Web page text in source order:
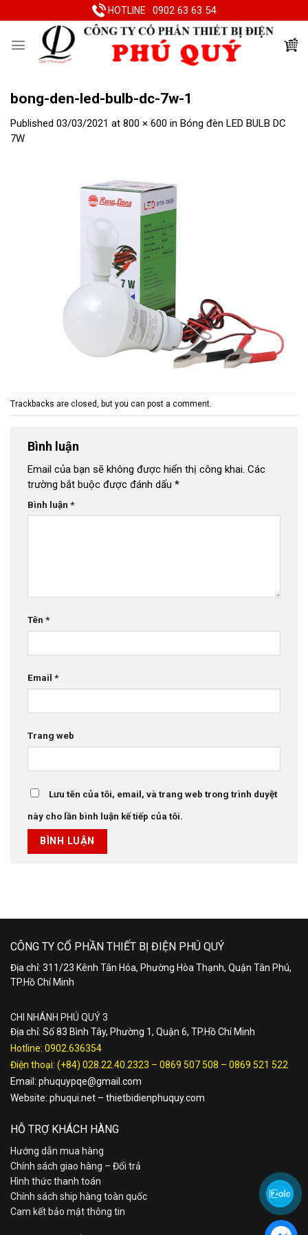
to
HOTLINE 0902 63 63 54
bong-den-led-bulb-dc-7w-1
Published 03/03/2021 at 800 × 600 in Bóng đèn LED BULB DC
7W
Trackbacks are closed, but you can post a comment.
Bình luận
Email của bạn sẽ không được hiển thị công khai. Các
trường bắt buộc được đánh dấu *
Bình luận *
Tên *
Email *
Trang web
Lưu tên của tôi, email, và trang web trong trình duyệt
này cho lần bình luận kế tiếp của tôi.
CÔNG TY CỔ PHẦN THIẾT BỊ ĐIỆN PHÚ QUÝ
Địa chỉ: 311/23 Kênh Tân Hóa, Phường Hòa Thạnh, Quận Tân Phú,
TP.Hồ Chí Minh
CHI NHÁNH PHÚ QUÝ 3
Địa chỉ: Số 83 Bình Tây, Phường 1, Quận 6, TP.Hồ Chí Minh
Hotline: 0902.636354
Điện thoại: (+84) 028.22.40.2323 – 0869 507 508 – 0869 521 522
Email: phuquypqe@gmail.com
Website: phuqui.net – thietbidienphuquy.com
HỖ TRỢ KHÁCH HÀNG
Hướng dẫn mua hàng
Chính sách giao hàng – Đổi trả
Hình thức thanh toán
Chính sách ship hàng toàn quốc
Cam kết bảo mật thông tin